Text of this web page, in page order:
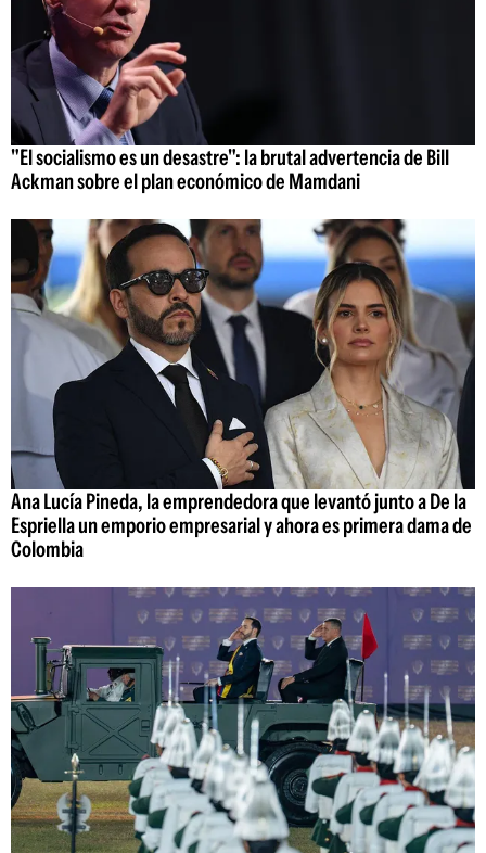
"El socialismo es un desastre": la brutal advertencia de Bill
Ackman sobre el plan económico de Mamdani
Ana Lucía Pineda, la emprendedora que levantó junto a De la
Espriella un emporio empresarial y ahora es primera dama de
Colombia